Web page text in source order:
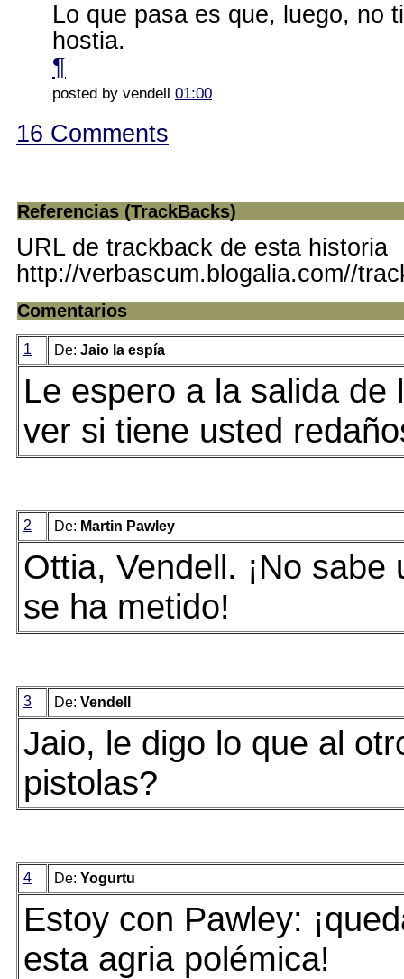
Lo que pasa es que, luego, no
hostia.
¶
posted by vendell 01:00
16 Comments
Referencias (TrackBacks)
URL de trackback de esta historia
http://verbascum.blogalia.com//
Comentarios
1 De: Jaio la espía
Le espero a la salida de
ver si tiene usted
2 De: Martin Pawley
Ottia, Vendell. ¡No sabe
se ha metido!
3 De: Vendell
Jaio, le digo lo que al
pistolas?
4 De: Yogurtu
Estoy con Pawley:
esta agria polémica!